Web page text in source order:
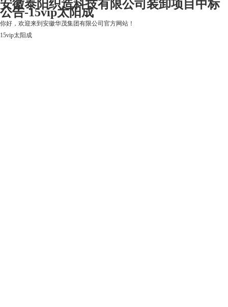
安徽泰阳织造科技有限公司装卸项目中标
公告-15vip太阳成
你好，欢迎来到安徽华茂集团有限公司官方网站！
15vip太阳成